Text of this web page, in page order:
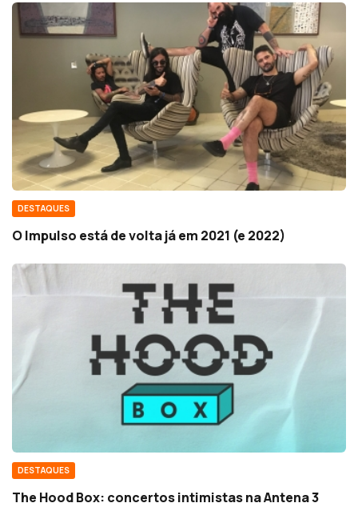
DESTAQUES
O Impulso está de volta já em 2021 (e 2022)
DESTAQUES
The Hood Box: concertos intimistas na Antena 3